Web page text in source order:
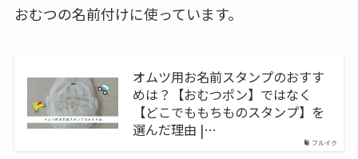
おむつの名前付けに使っています。
フルイク
オムツ用お名前スタンプのおすす
めは？【おむつポン】ではなく
【どこでももちものスタンプ】を
選んだ理由 |…